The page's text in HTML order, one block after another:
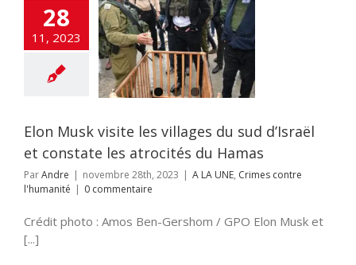
28
11, 2023
visite les
sud d’Israël
du Hamas
Elon Musk visite les villages du sud d’Israël
et constate les atrocités du Hamas
ParAndre | novembre 28th, 2023 | A LA UNE, Crimes contre
l'humanité | 0 commentaire
Crédit photo : Amos Ben-Gershom / GPO Elon Musk et
[...]